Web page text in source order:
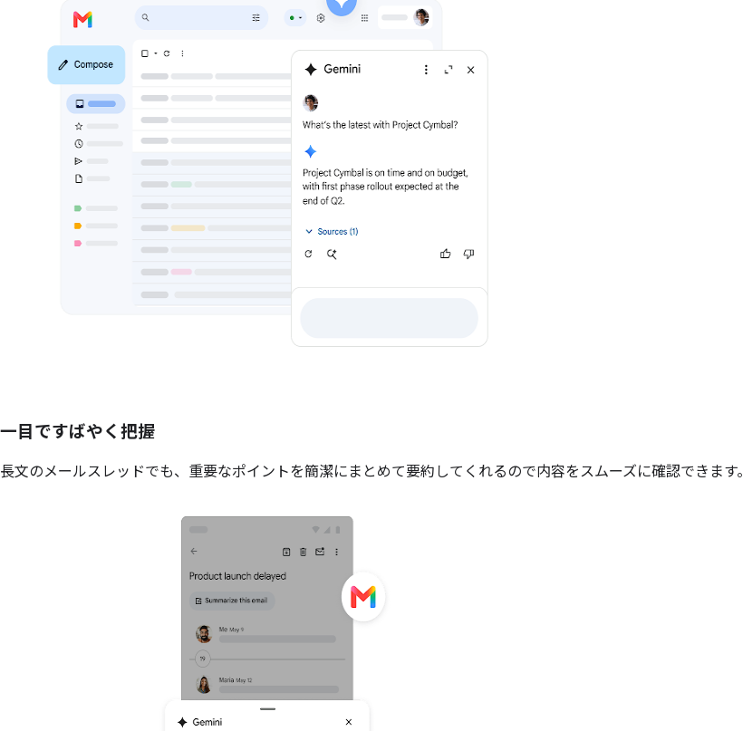
一目ですばやく把握
長文のメールスレッドでも、重要なポイントを簡潔にまとめて要約してくれるので内容をスムーズに確認できます。